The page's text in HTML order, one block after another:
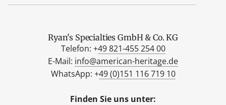
Ryan's Specialties GmbH & Co. KG
Telefon: +49 821-455 254 00
E-Mail: info@american-heritage.de
WhatsApp: +49 (0)151 116 719 10
Finden Sie uns unter: